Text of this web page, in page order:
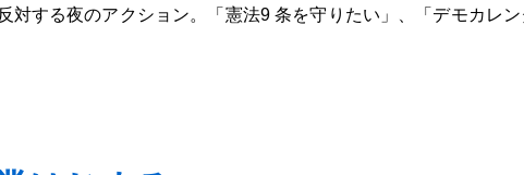
対する夜のアクション。「憲法9 条を守りたい」、「デモカレ